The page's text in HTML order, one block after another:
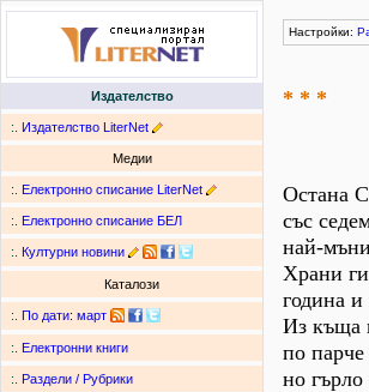
Издателство
:. Издателство LiterNet
Медии
:. Електронно списание LiterNet
:. Електронно списание БЕЛ
:. Културни новини
Каталози
:. По дати: март
:. Електронни книги
:. Раздели / Рубрики
Настройки:
* * *
Остана
със
най-
Храни
година
Из къща
по
но